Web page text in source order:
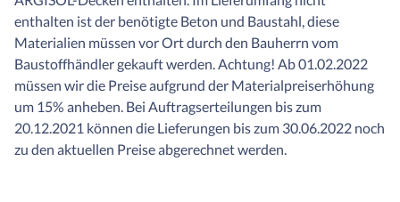
enthalten ist der benötigte Beton und Baustahl, diese
Materialien müssen vor Ort durch den Bauherrn vom
Baustoffhändler gekauft werden. Achtung! Ab 01.02.2022
müssen wir die Preise aufgrund der Materialpreiserhöhung
um 15% anheben. Bei Auftragserteilungen bis zum
20.12.2021 können die Lieferungen bis zum 30.06.2022 noch
zu den aktuellen Preise abgerechnet werden.